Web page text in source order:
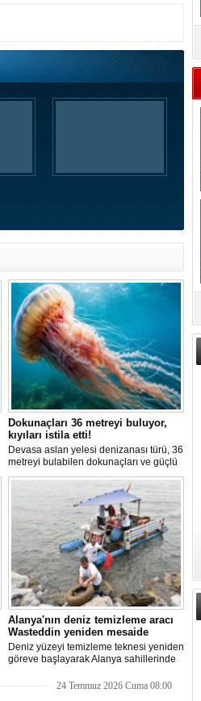
Dokunaçları 36 metreyi buluyor,
kıyıları istila etti!
Devasa aslan yelesi denizanası türü, 36
metreyi bulabilen dokunaçları ve güçlü
zehriyle kıyıları istila etti. Uzmanlar,
akıntıların bu olağan dışı yoğunluğa
neden olduğunu belirtiyor.
Alanya'nın deniz temizleme aracı
Wasteddin yeniden mesaide
Deniz yüzeyi temizleme teknesi yeniden
göreve başlayarak Alanya sahillerinde
başladı.
24 Temmuz 2026 Cuma 08:00